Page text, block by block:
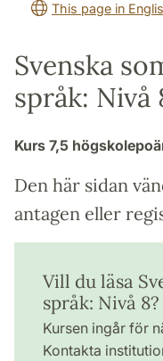
översättning till
This page in
Svenska
språk: Nivå
Kurs 7,5
Den här sidan
antagen eller
Vill du läsa
språk: Nivå 8?
Kursen ingår för
Kontakta